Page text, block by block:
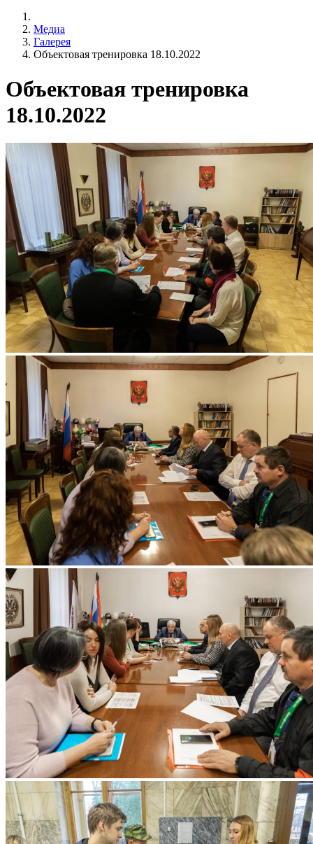
Медиа
Галерея
Объектовая тренировка 18.10.2022
Объектовая тренировка
18.10.2022